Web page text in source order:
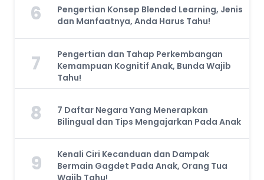
6
Pengertian Konsep Blended Learning, Jenis
dan Manfaatnya, Anda Harus Tahu!
7
Pengertian dan Tahap Perkembangan
Kemampuan Kognitif Anak, Bunda Wajib
Tahu!
8
7 Daftar Negara Yang Menerapkan
Bilingual dan Tips Mengajarkan Pada Anak
9
Kenali Ciri Kecanduan dan Dampak
Bermain Gagdet Pada Anak, Orang Tua